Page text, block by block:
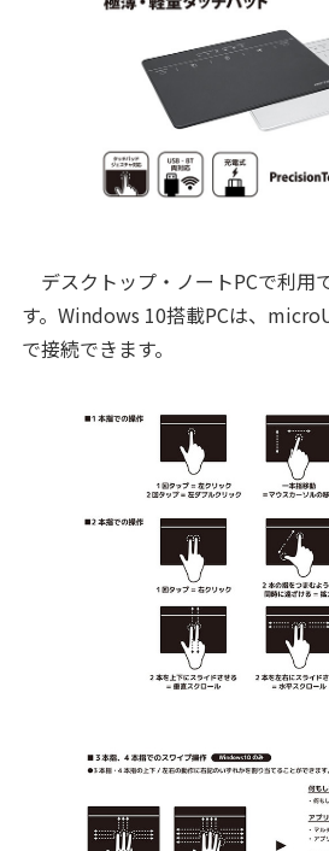
デスクトップ・ノートPCで利用
す。Windows 10搭載PCは、
で接続できます。